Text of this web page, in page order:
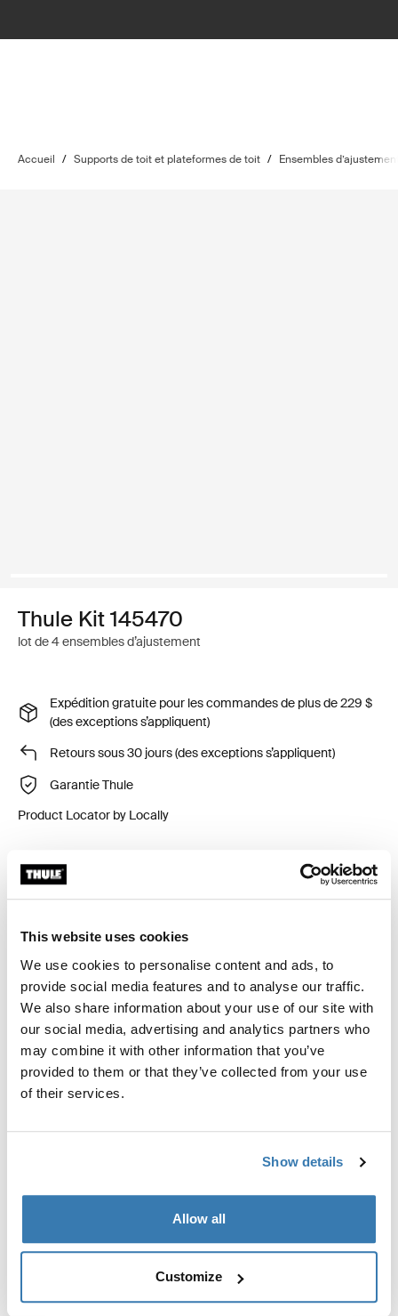
This website uses cookies
We use cookies to personalise content and ads, to
provide social media features and to analyse our traffic.
We also share information about your use of our site with
our social media, advertising and analytics partners who
may combine it with other information that you’ve
provided to them or that they’ve collected from your use
of their services.
Show details
Allow all
Customize
Accueil / Supports de toit et plateformes de toit / Ensembles
Thule Kit 145470
lot de 4 ensembles d’ajustement
Expédition gratuite pour les commandes de plus de 229 $
(des exceptions s’appliquent)
Retours sous 30 jours (des exceptions s’appliquent)
Garantie Thule
Product Locator by Locally
Trousse d'ajustement personnalisé pour monter un
points de fixation de support de toit ou supports
Toggle features
Toutes les caractéristiques